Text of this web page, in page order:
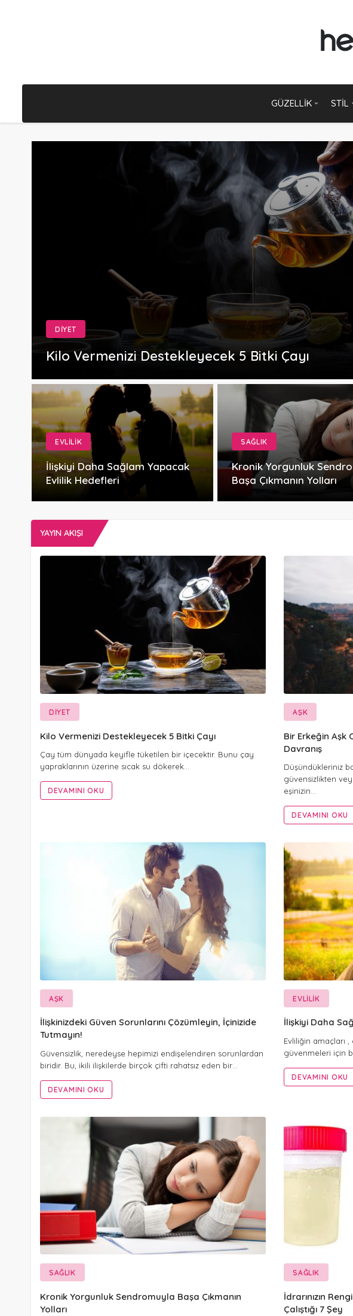
GÜZELLIK STIL
DIYET
Kilo Vermenizi Destekleyecek 5 Bitki Çayı
EVLILIK
İlişkiyi Daha Sağlam Yapacak
Evlilik Hedefleri
SAĞLIK
Kronik Yorgunluk
Başa Çıkmanın Yolları
YAYIN AKIŞI
DIYET
Kilo Vermenizi Destekleyecek 5 Bitki Çayı
Çay tüm dünyada keyifle tüketilen bir içecektir. Bunu çay
yapraklarının üzerine sıcak su dökerek…
DEVAMINI OKU
AŞK
Bir Erkeğin Aşk
Davranış
Düşündükleriniz
güvensizlikten
eşinizin…
DEVAMINI OKU
AŞK
İlişkinizdeki Güven Sorunlarını Çözümleyin, İçinizide
Tutmayın!
Güvensizlik, neredeyse hepimizi endişelendiren sorunlardan
biridir. Bu, ikili ilişkilerde birçok çifti rahatsız eden bir…
DEVAMINI OKU
EVLILIK
İlişkiyi Daha
Evliliğin amaçları
güvenmeleri için
DEVAMINI OKU
SAĞLIK
Kronik Yorgunluk Sendromuyla Başa Çıkmanın
Yolları
SAĞLIK
İdrarınızın
Çalıştığı 7 Şey